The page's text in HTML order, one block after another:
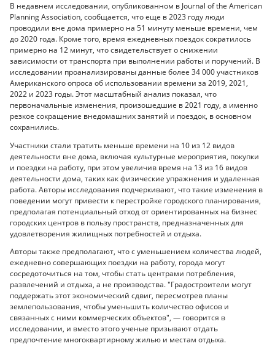
В недавнем исследовании, опубликованном в Journal of the American
Planning Association, сообщается, что еще в 2023 году люди
проводили вне дома примерно на 51 минуту меньше времени, чем
до 2020 года. Кроме того, время ежедневных поездок сократилось
примерно на 12 минут, что свидетельствует о снижении
зависимости от транспорта при выполнении работы и поручений. В
исследовании проанализированы данные более 34 000 участников
Американского опроса об использовании времени за 2019, 2021,
2022 и 2023 годы. Этот масштабный анализ показал, что
первоначальные изменения, произошедшие в 2021 году, а именно
резкое сокращение внедомашних занятий и поездок, в основном
сохранились.
Участники стали тратить меньше времени на 10 из 12 видов
деятельности вне дома, включая культурные мероприятия, покупки
и поездки на работу, при этом увеличив время на 13 из 16 видов
деятельности дома, таких как физические упражнения и удаленная
работа. Авторы исследования подчеркивают, что такие изменения в
поведении могут привести к перестройке городского планирования,
предполагая потенциальный отход от ориентированных на бизнес
городских центров в пользу пространств, предназначенных для
удовлетворения жилищных потребностей и отдыха.
Авторы также предполагают, что с уменьшением количества людей,
ежедневно совершающих поездки на работу, города могут
сосредоточиться на том, чтобы стать центрами потребления,
развлечений и отдыха, а не производства. "Градостроители могут
поддержать этот экономический сдвиг, пересмотрев планы
землепользования, чтобы уменьшить количество офисов и
связанных с ними коммерческих объектов", — говорится в
исследовании, и вместо этого ученые призывают отдать
предпочтение многоквартирному жилью и местам отдыха.